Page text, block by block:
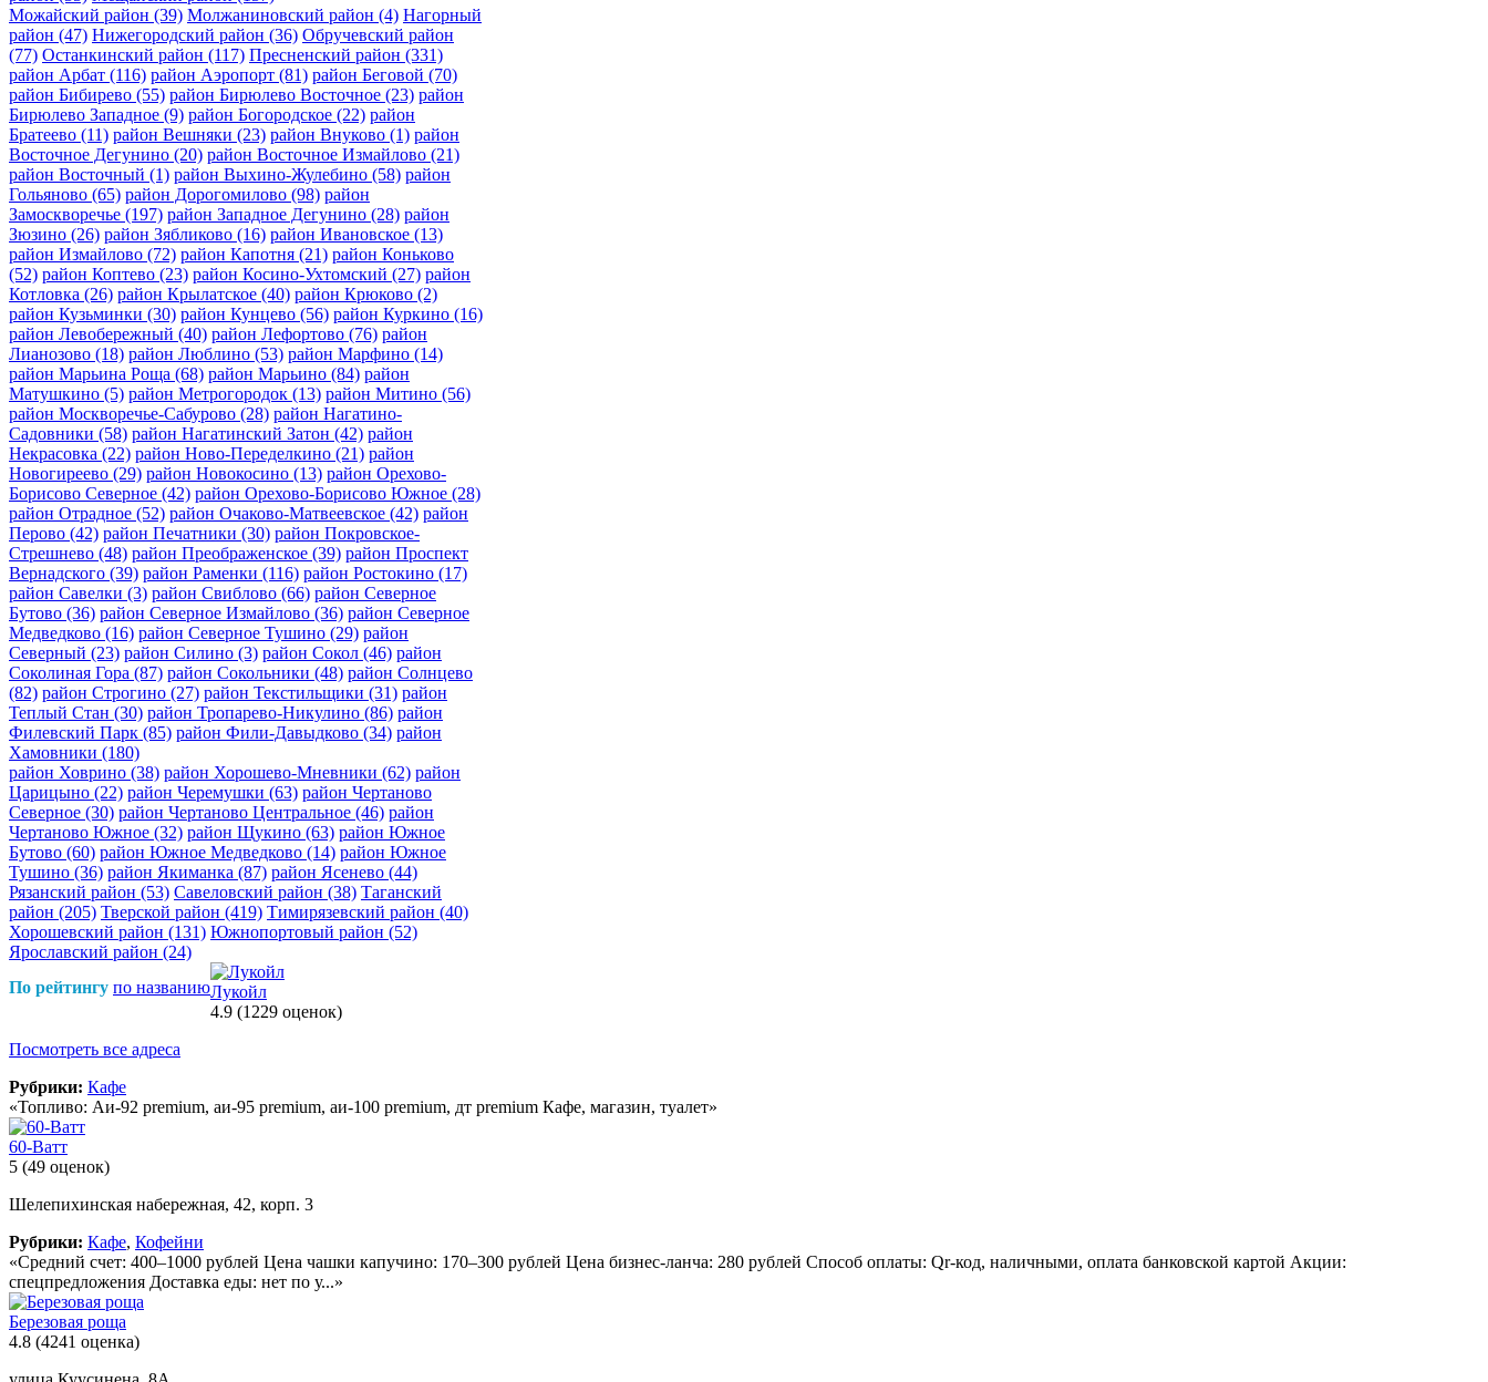
Можайский район (39) Молжаниновский район (4) Нагорный
район (47) Нижегородский район (36) Обручевский район
(77) Останкинский район (117) Пресненский район (331)
район Арбат (116) район Аэропорт (81) район Беговой (70)
район Бибирево (55) район Бирюлево Восточное (23) район
Бирюлево Западное (9) район Богородское (22) район
Братеево (11) район Вешняки (23) район Внуково (1) район
Восточное Дегунино (20) район Восточное Измайлово (21)
район Восточный (1) район Выхино-Жулебино (58) район
Гольяново (65) район Дорогомилово (98) район
Замоскворечье (197) район Западное Дегунино (28) район
Зюзино (26) район Зябликово (16) район Ивановское (13)
район Измайлово (72) район Капотня (21) район Коньково
(52) район Коптево (23) район Косино-Ухтомский (27) район
Котловка (26) район Крылатское (40) район Крюково (2)
район Кузьминки (30) район Кунцево (56) район Куркино (16)
район Левобережный (40) район Лефортово (76) район
Лианозово (18) район Люблино (53) район Марфино (14)
район Марьина Роща (68) район Марьино (84) район
Матушкино (5) район Метрогородок (13) район Митино (56)
район Москворечье-Сабурово (28) район Нагатино-
Садовники (58) район Нагатинский Затон (42) район
Некрасовка (22) район Ново-Переделкино (21) район
Новогиреево (29) район Новокосино (13) район Орехово-
Борисово Северное (42) район Орехово-Борисово Южное (28)
район Отрадное (52) район Очаково-Матвеевское (42) район
Перово (42) район Печатники (30) район Покровское-
Стрешнево (48) район Преображенское (39) район Проспект
Вернадского (39) район Раменки (116) район Ростокино (17)
район Савелки (3) район Свиблово (66) район Северное
Бутово (36) район Северное Измайлово (36) район Северное
Медведково (16) район Северное Тушино (29) район
Северный (23) район Силино (3) район Сокол (46) район
Соколиная Гора (87) район Сокольники (48) район Солнцево
(82) район Строгино (27) район Текстильщики (31) район
Теплый Стан (30) район Тропарево-Никулино (86) район
Филевский Парк (85) район Фили-Давыдково (34) район
Хамовники (180)
район Ховрино (38) район Хорошево-Мневники (62) район
Царицыно (22) район Черемушки (63) район Чертаново
Северное (30) район Чертаново Центральное (46) район
Чертаново Южное (32) район Щукино (63) район Южное
Бутово (60) район Южное Медведково (14) район Южное
Тушино (36) район Якиманка (87) район Ясенево (44)
Рязанский район (53) Савеловский район (38) Таганский
район (205) Тверской район (419) Тимирязевский район (40)
Хорошевский район (131) Южнопортовый район (52)
Ярославский район (24)
По рейтингу по названиюЛукойл
4.9 (1229 оценок)
Посмотреть все адреса
Рубрики: Кафе
«Топливо: Aи-92 premium, aи-95 premium, аи-100 premium, дт premium Кафе, магазин, туалет»
60-Ватт
5 (49 оценок)
Шелепихинская набережная, 42, корп. 3
Рубрики: Кафе, Кофейни
«Средний счет: 400–1000 рублей Цена чашки капучино: 170–300 рублей Цена бизнес-ланча: 280 рублей Способ оплаты: Qr-код, наличными, оплата банковской картой Акции:
спецпредложения Доставка еды: нет по у...»
Березовая роща
4.8 (4241 оценка)